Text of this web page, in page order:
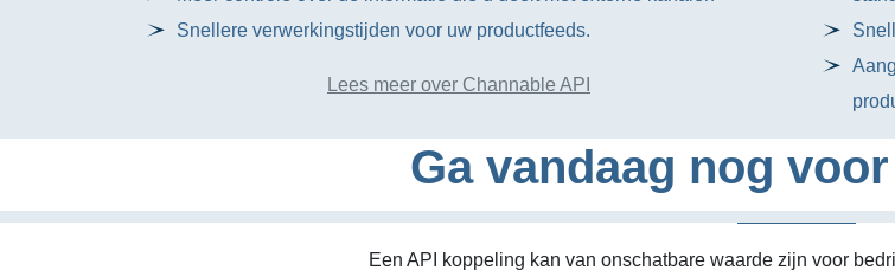
Snellere verwerkingstijden voor uw productfeeds.
Lees meer over Channable API
Ga vandaag nog
Een API koppeling kan van onschatbare waarde zijn voor